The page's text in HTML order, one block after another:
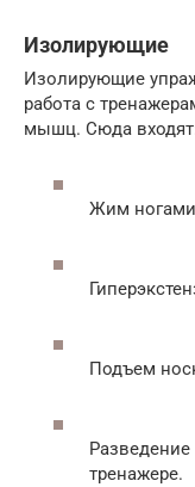
Изолирующие
Изолирующие
работа с
мышц. Сюда
Жим
Подъем
тренажере.